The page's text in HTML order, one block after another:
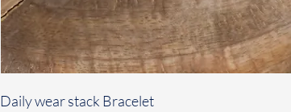
Daily wear stack Bracelet